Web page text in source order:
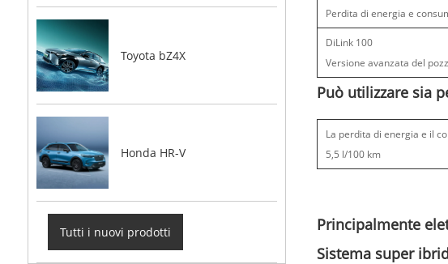
Toyota bZ4X
Honda HR-V
Tutti i nuovi prodotti
Perdita di energia e
DiLink 100
Versione avanzata del
Può utilizzare sia
La perdita di energia e il
5,5 l/100 km
Principalmente
Sistema super